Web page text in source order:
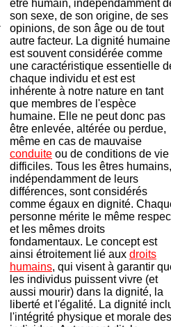
être humain, indépendamment
son sexe, de son origine, de ses
opinions, de son âge ou de tout
autre facteur. La dignité humaine
est souvent considérée comme
une caractéristique essentielle
chaque individu et est est
inhérente à notre nature en tant
que membres de l'espèce
humaine. Elle ne peut donc pas
être enlevée, altérée ou perdue,
même en cas de mauvaise
conduite ou de conditions de vie
difficiles. Tous les êtres humains,
indépendamment de leurs
différences, sont considérés
comme égaux en dignité.
personne mérite le même
et les mêmes droits
fondamentaux. Le concept est
ainsi étroitement lié aux droits
humains, qui visent à garantir
les individus puissent vivre (et
aussi mourir) dans la dignité, la
liberté et l'égalité. La dignité
l'intégrité physique et morale des